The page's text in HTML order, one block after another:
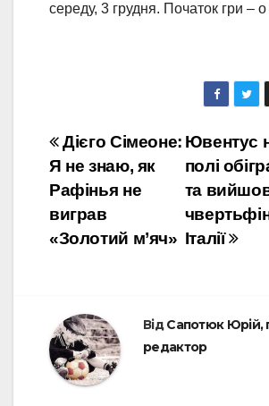
середу, 3 грудня. Початок гри –
Навігація
записів
Ювентус
полі
та
Італії
Дієго Сімеоне:
Я не знаю, як
Рафінья не
виграв
«Золотий м’яч»
ВідСапотюк Юрій,
редактор